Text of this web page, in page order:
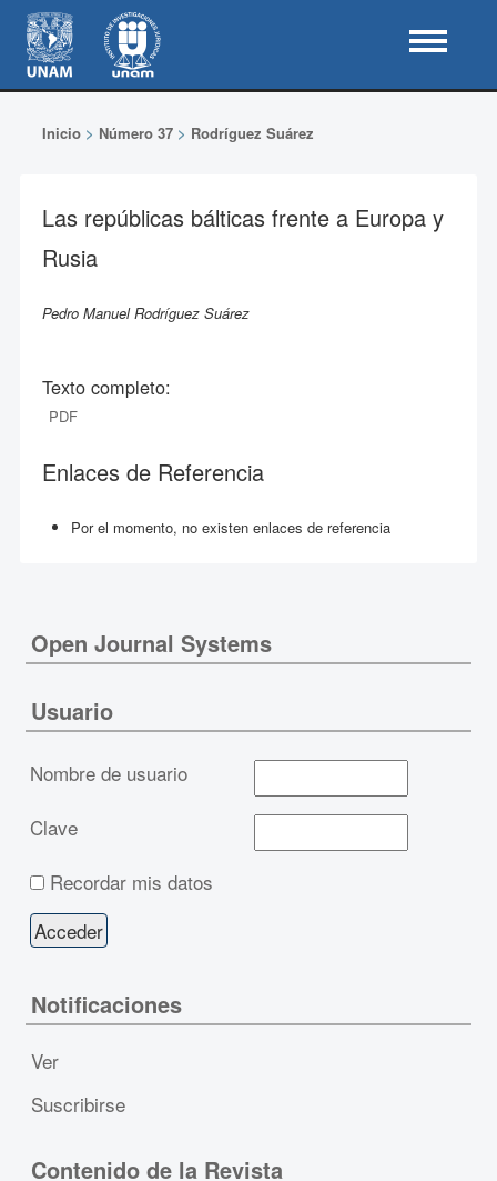
Inicio> Número 37> Rodríguez Suárez
Las repúblicas bálticas frente a Europa y
Rusia
Pedro Manuel Rodríguez Suárez
Texto completo:
PDF
Enlaces de Referencia
Por el momento, no existen enlaces de referencia
Open Journal Systems
Usuario
Nombre de usuario
Clave
Recordar mis datos
Notificaciones
Ver
Suscribirse
Contenido de la Revista